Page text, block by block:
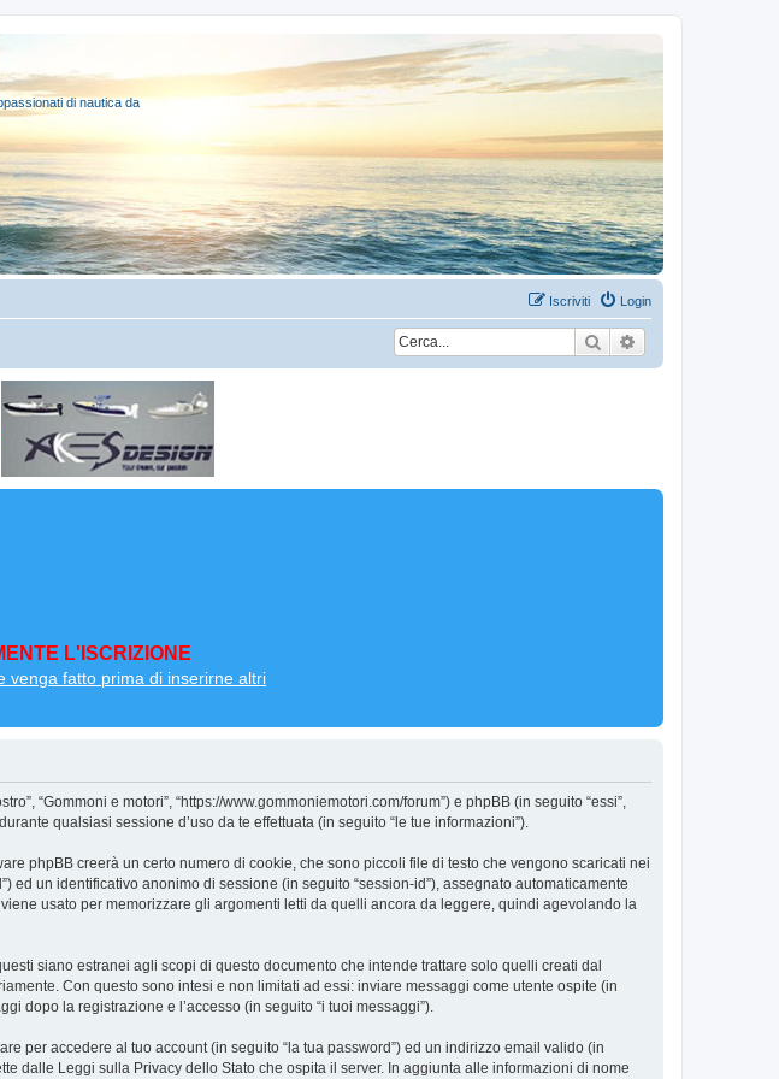
di nautica da
Login
Iscriviti
Cerca
L'ISCRIZIONE
venga fatto prima di inserirne altri
“Gommoni e motori”, “https://www.gommoniemotori.com/forum”) e phpBB (in seguito “essi”,
qualsiasi sessione d’uso da te effettuata (in seguito “le tue informazioni”).
phpBB creerà un certo numero di cookie, che sono piccoli file di testo che vengono scaricati nei
un identificativo anonimo di sessione (in seguito “session-id”), assegnato automaticamente
usato per memorizzare gli argomenti letti da quelli ancora da leggere, quindi agevolando la
siano estranei agli scopi di questo documento che intende trattare solo quelli creati dal
Con questo sono intesi e non limitati ad essi: inviare messaggi come utente ospite (in
dopo la registrazione e l’accesso (in seguito “i tuoi messaggi”).
per accedere al tuo account (in seguito “la tua password”) ed un indirizzo email valido (in
dalle Leggi sulla Privacy dello Stato che ospita il server. In aggiunta alle informazioni di nome